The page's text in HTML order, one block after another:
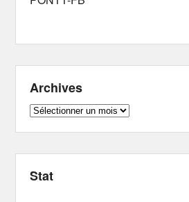
Archives
Archives
Stat